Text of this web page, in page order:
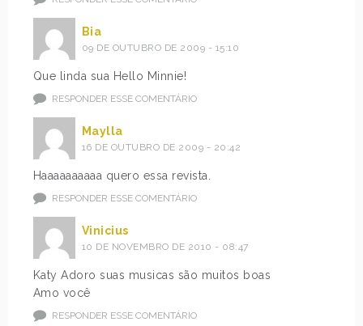
Bia
09 DE OUTUBRO DE 2009 - 15:10
Que linda sua Hello Minnie!
RESPONDER ESSE COMENTÁRIO
Maylla
16 DE OUTUBRO DE 2009 - 20:42
Haaaaaaaaaa quero essa revista.
RESPONDER ESSE COMENTÁRIO
Vinicius
10 DE NOVEMBRO DE 2010 - 08:47
Katy Adoro suas musicas são muitos boas
Amo você
RESPONDER ESSE COMENTÁRIO